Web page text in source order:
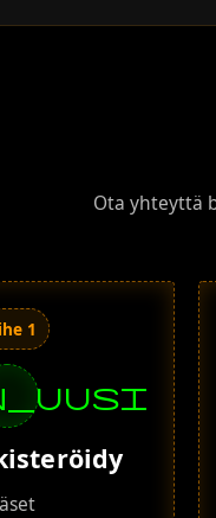
Ota yhteyttä
1